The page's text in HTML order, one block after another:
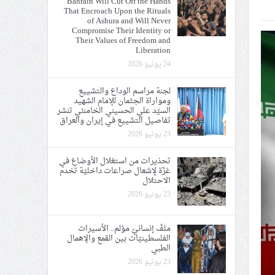
الحريّة والتحرير
الإمام الحسين «ع»
في إيران والعراق
That Encroach Upon the Rituals
of Ashura and Will Never
Compromise Their Identity or
Their Values of Freedom and
Liberation
24 يونيو 2026
لجنة مراسم الوداع والتشييع
ومواراة الجثمان للإمام الشهيد
السيّد علي الحسيني الخامنئي تنشر
تفاصيل التشييع في إيران والعراق
23 يونيو 2026
تحذيرات من استغلال الأوضاع في
غزّة لإشعال صراعات داخليّة تخدم
الاحتلال
23 يونيو 2026
ملفّ إنسانيّ مؤلم.. الأسيرات
الفلسطينيّات بين القمع والإهمال
الطبي
23 يونيو 2026